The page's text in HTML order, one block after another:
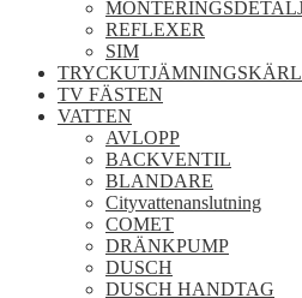
REFLEXER
SIM
TV FÄSTEN
VATTEN
AVLOPP
BACKVENTIL
BLANDARE
Cityvattenanslutning
COMET
DRÄNKPUMP
DUSCH
DUSCH HANDTAG